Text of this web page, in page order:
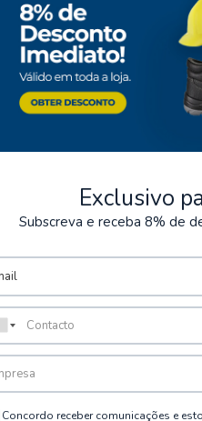
sécurisés
plusieurs méthodes de
Exclusivo
Subscreva e receba 8% de
Concordo receber comunicações e